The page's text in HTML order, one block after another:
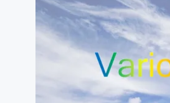
アート・写真
テクノロジー・ガジェ
映像・映画
ビジネス・起業